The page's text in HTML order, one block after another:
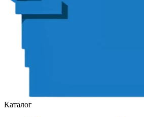
Каталог